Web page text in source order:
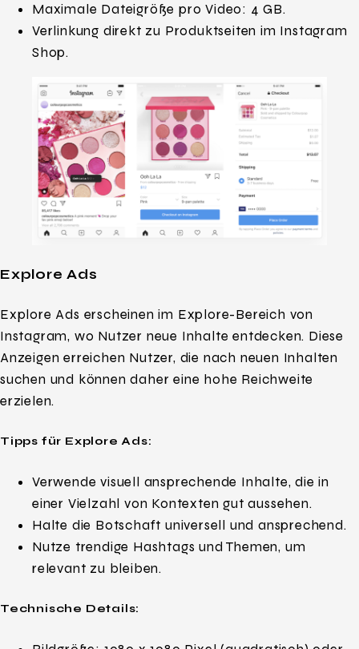
Maximale Dateigröße pro Video: 4 GB.
Verlinkung direkt zu Produktseiten im Instagram
Shop.
Explore Ads
Explore Ads erscheinen im Explore-Bereich von
Instagram, wo Nutzer neue Inhalte entdecken. Diese
Anzeigen erreichen Nutzer, die nach neuen Inhalten
suchen und können daher eine hohe Reichweite
erzielen.
Tipps für Explore Ads:
Verwende visuell ansprechende Inhalte, die in
einer Vielzahl von Kontexten gut aussehen.
Halte die Botschaft universell und ansprechend.
Nutze trendige Hashtags und Themen, um
relevant zu bleiben.
Technische Details: